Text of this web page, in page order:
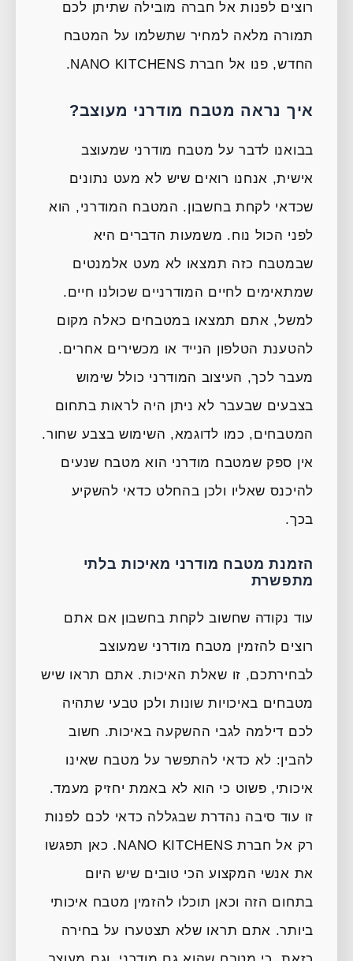
רוצים לפנות אל חברה מובילה שתיתן לכם
תמורה מלאה למחיר שתשלמו על המטבח
החדש, פנו אל חברת NANO KITCHENS.
איך נראה מטבח מודרני מעוצב?
בבואנו לדבר על מטבח מודרני שמעוצב
אישית, אנחנו רואים שיש לא מעט נתונים
שכדאי לקחת בחשבון. המטבח המודרני, הוא
לפני הכול נוח. משמעות הדברים היא
שבמטבח כזה תמצאו לא מעט אלמנטים
שמתאימים לחיים המודרניים שכולנו חיים.
למשל, אתם תמצאו במטבחים כאלה מקום
להטענת הטלפון הנייד או מכשירים אחרים.
מעבר לכך, העיצוב המודרני כולל שימוש
בצבעים שבעבר לא ניתן היה לראות בתחום
המטבחים, כמו לדוגמא, השימוש בצבע שחור.
אין ספק שמטבח מודרני הוא מטבח שנעים
להיכנס שאליו ולכן בהחלט כדאי להשקיע
בכך.
הזמנת מטבח מודרני מאיכות בלתי
מתפשרת
עוד נקודה שחשוב לקחת בחשבון אם אתם
רוצים להזמין מטבח מודרני שמעוצב
לבחירתכם, זו שאלת האיכות. אתם תראו שיש
מטבחים באיכויות שונות ולכן טבעי שתהיה
לכם דילמה לגבי ההשקעה באיכות. חשוב
להבין: לא כדאי להתפשר על מטבח שאינו
איכותי, פשוט כי הוא לא באמת יחזיק מעמד.
זו עוד סיבה נהדרת שבגללה כדאי לכם לפנות
רק אל חברת NANO KITCHENS. כאן תפגשו
את אנשי המקצוע הכי טובים שיש היום
בתחום הזה וכאן תוכלו להזמין מטבח איכותי
ביותר. אתם תראו שלא תצטערו על בחירה